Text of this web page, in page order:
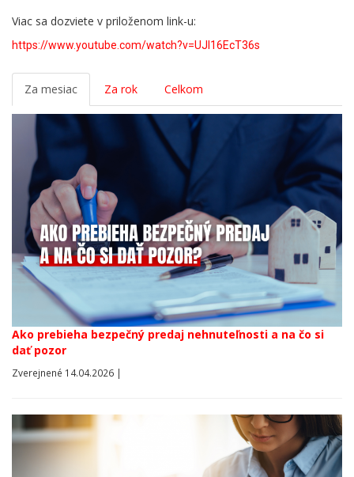
Viac sa dozviete v priloženom link-u:
https://www.youtube.com/watch?v=UJl16EcT36s
Za mesiac Za rok Celkom
Ako prebieha bezpečný predaj nehnuteľnosti a na čo si
dať pozor
Zverejnené 14.04.2026 |